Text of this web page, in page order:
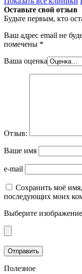
Оставьте свой отзыв
Будьте первым, кто
Ваш адрес email не
помечены *
Ваша оценка
Отзыв:
Ваше имя
e-mail
Сохранить моё имя,
последующих моих
Выберите
Полезное